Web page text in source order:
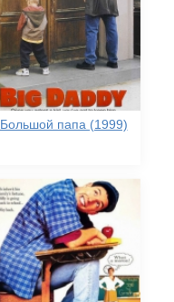
Большой папа (1999)